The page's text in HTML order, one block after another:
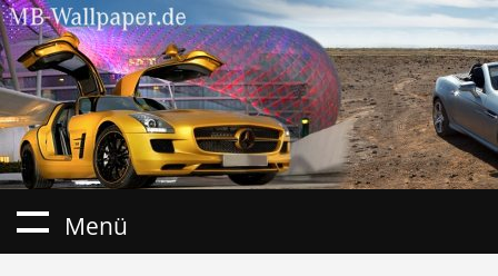
Menü